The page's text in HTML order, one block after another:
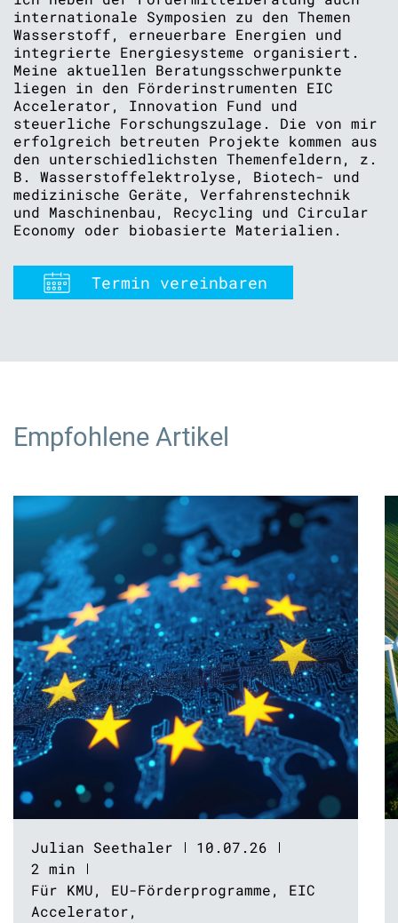
internationale Symposien zu den Themen
Wasserstoff, erneuerbare Energien und
integrierte Energiesysteme organisiert.
Meine aktuellen Beratungsschwerpunkte
liegen in den Förderinstrumenten EIC
Accelerator, Innovation Fund und
steuerliche Forschungszulage. Die von mir
erfolgreich betreuten Projekte kommen aus
den unterschiedlichsten Themenfeldern, z.
B. Wasserstoffelektrolyse, Biotech- und
medizinische Geräte, Verfahrenstechnik
und Maschinenbau, Recycling und Circular
Economy oder biobasierte Materialien.
Termin vereinbaren
Empfohlene Artikel
Julian Seethaler
10.07.26
2 min
Für KMU, EU-Förderprogramme, EIC
Accelerator,